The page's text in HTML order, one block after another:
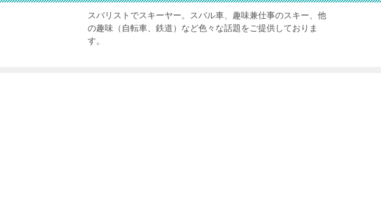
スバリストでスキーヤー。スバル車、趣味兼仕事のスキー、他
の趣味（自転車、鉄道）など色々な話題をご提供しておりま
す。